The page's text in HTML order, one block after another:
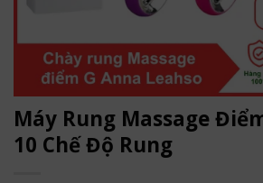
Máy Rung Massage
10 Chế Độ Rung